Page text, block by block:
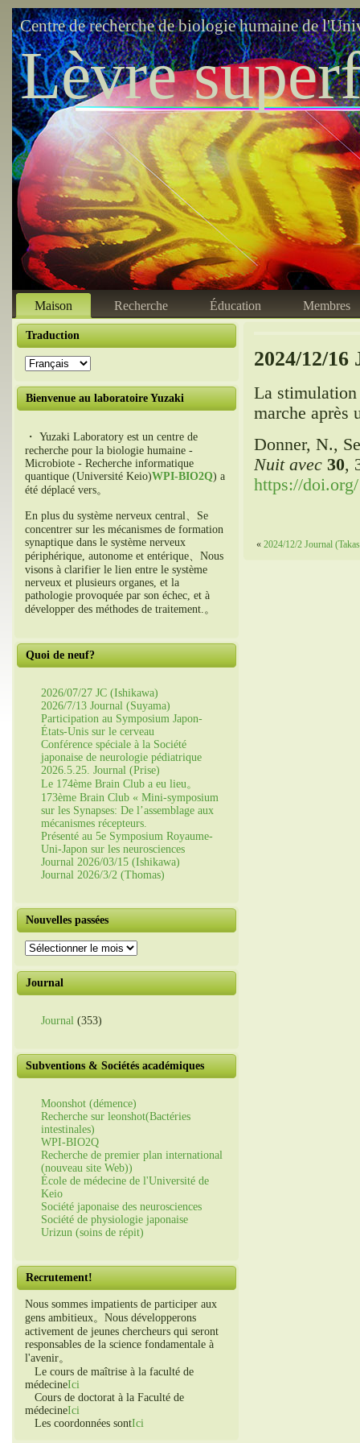
Centre de recherche de biologie humaine de
Lèvre
Maison Recherche Éducation Membres
Traduction
Bienvenue au laboratoire Yuzaki
・ Yuzaki Laboratory est un centre de
recherche pour la biologie humaine -
Microbiote - Recherche informatique
quantique (Université Keio)WPI-BIO2Q) a
été déplacé vers。
En plus du système nerveux central、Se
concentrer sur les mécanismes de formation
synaptique dans le système nerveux
périphérique, autonome et entérique、Nous
visons à clarifier le lien entre le système
nerveux et plusieurs organes, et la
pathologie provoquée par son échec, et à
développer des méthodes de traitement.。
Quoi de neuf?
2026/07/27 JC (Ishikawa)
2026/7/13 Journal (Suyama)
Participation au Symposium Japon-
États-Unis sur le cerveau
Conférence spéciale à la Société
japonaise de neurologie pédiatrique
2026.5.25. Journal (Prise)
Le 174ème Brain Club a eu lieu。
173ème Brain Club « Mini-symposium
sur les Synapses: De l’assemblage aux
mécanismes récepteurs.
Présenté au 5e Symposium Royaume-
Uni-Japon sur les neurosciences
Journal 2026/03/15 (Ishikawa)
Journal 2026/3/2 (Thomas)
Nouvelles passées
Nouvelles
passées
Journal
Journal (353)
Subventions & Sociétés académiques
Moonshot (démence)
Recherche sur leonshot(Bactéries
intestinales)
WPI-BIO2Q
Recherche de premier plan international
(nouveau site Web))
École de médecine de l'Université de
Keio
Société japonaise des neurosciences
Société de physiologie japonaise
Urizun (soins de répit)
Recrutement!
Nous sommes impatients de participer aux
gens ambitieux。Nous développerons
activement de jeunes chercheurs qui seront
responsables de la science fondamentale à
l'avenir。
Le cours de maîtrise à la faculté de
médecineIci
Cours de doctorat à la Faculté de
médecineIci
Les coordonnées sontIci
2024/12/
La stimulation
marche après
Donner, N.,
Nuit avec 30,
https://
« 2024/12/2 Journal